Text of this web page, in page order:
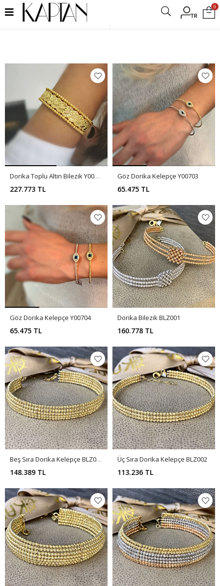
TR
0
Filtrele
Dorika Toplu Altın Bilezik Y00398
227.773 TL
Göz Dorika Kelepçe Y00703
65.475 TL
Göz Dorika Kelepçe Y00704
65.475 TL
Dorika Bilezik BLZ001
160.778 TL
Beş Sıra Dorika Kelepçe BLZ003
148.389 TL
Üç Sıra Dorika Kelepçe BLZ002
113.236 TL